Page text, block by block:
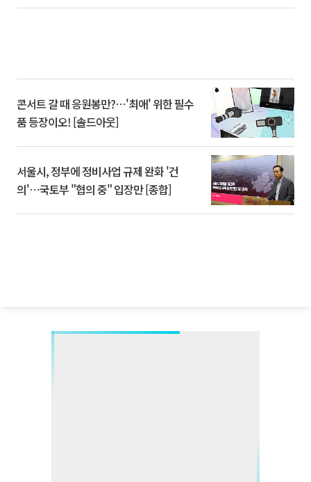
콘서트 갈 때 응원봉만?⋯'최애' 위한 필수
품 등장이오! [솔드아웃]
서울시, 정부에 정비사업 규제 완화 '건
의'⋯국토부 "협의 중" 입장만 [종합]